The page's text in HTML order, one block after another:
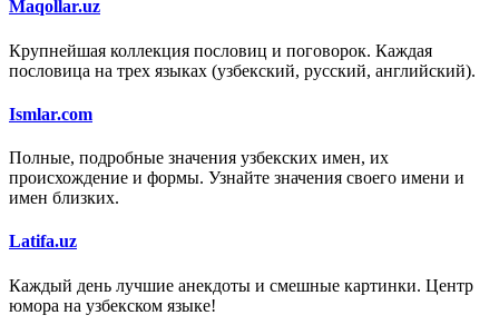
Maqollar.uz
Крупнейшая коллекция пословиц и поговорок. Каждая
пословица на трех языках (узбекский, русский, английский).
Ismlar.com
Полные, подробные значения узбекских имен, их
происхождение и формы. Узнайте значения своего имени и
имен близких.
Latifa.uz
Каждый день лучшие анекдоты и смешные картинки. Центр
юмора на узбекском языке!